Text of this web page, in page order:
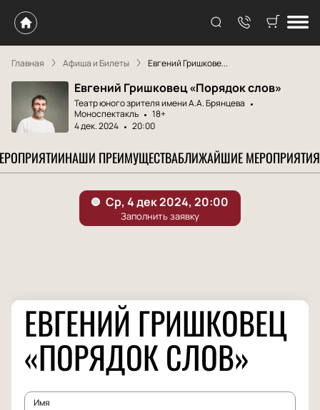
Главная Афиша и Билеты Евгений Гришкове...
Евгений Гришковец «Порядок слов»
Театр юного зрителя имени А.А. Брянцева
Моноспектакль
18+
4 дек. 2024
20:00
НАШИ ПРЕИМУЩЕСТВАБЛИЖАЙШИЕ МЕРОПРИЯТИЯ
ЕВГЕНИЙ ГРИШКОВЕЦ
«ПОРЯДОК СЛОВ»
Имя